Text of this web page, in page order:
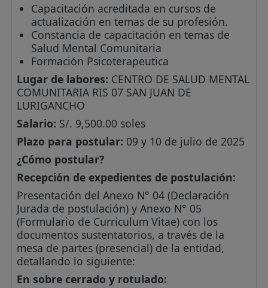
Capacitación acreditada en cursos de
actualización en temas de su profesión.
Constancia de capacitación en temas de
Salud Mental Comunitaria
Formación Psicoterapeutica
Lugar de labores: CENTRO DE SALUD MENTAL
COMUNITARIA RIS 07 SAN JUAN DE
LURIGANCHO
Salario: S/. 9,500.00 soles
Plazo para postular: 09 y 10 de julio de 2025
¿Cómo postular?
Recepción de expedientes de postulación:
Presentación del Anexo N° 04 (Declaración
Jurada de postulación) y Anexo N° 05
(Formulario de Curriculum Vitae) con los
documentos sustentatorios, a través de la
mesa de partes (presencial) de la entidad,
detallando lo siguiente:
En sobre cerrado y rotulado: